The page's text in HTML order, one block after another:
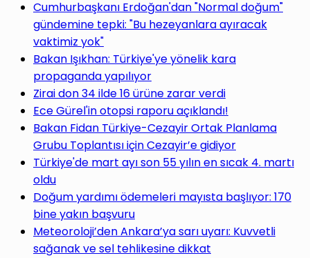
Cumhurbaşkanı Erdoğan'dan "Normal doğum"
gündemine tepki: "Bu hezeyanlara ayıracak
vaktimiz yok"
Bakan Işıkhan: Türkiye'ye yönelik kara
propaganda yapılıyor
Zirai don 34 ilde 16 ürüne zarar verdi
Ece Gürel'in otopsi raporu açıklandı!
Bakan Fidan Türkiye-Cezayir Ortak Planlama
Grubu Toplantısı için Cezayir’e gidiyor
Türkiye'de mart ayı son 55 yılın en sıcak 4. martı
oldu
Doğum yardımı ödemeleri mayısta başlıyor: 170
bine yakın başvuru
Meteoroloji’den Ankara’ya sarı uyarı: Kuvvetli
sağanak ve sel tehlikesine dikkat